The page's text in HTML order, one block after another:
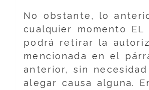
No obstante, lo
cualquier momento EL
podrá retirar la
mencionada en el
anterior, sin necesidad
alegar causa alguna.